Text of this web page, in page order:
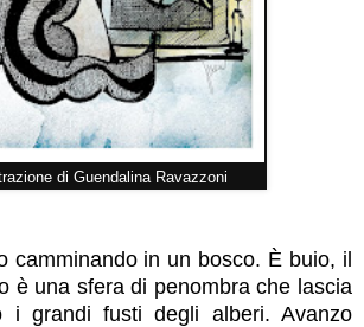
di Guendalina Ravazzoni
camminando in un bosco. È buio, il
è una sfera di penombra che lascia
i grandi fusti degli alberi. Avanzo